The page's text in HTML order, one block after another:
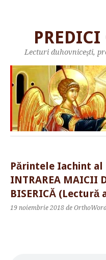
PREDICI
Lecturi duhovniceşti,
Părintele Iachint al
INTRAREA MAICII
BISERICĂ (Lectură
19 noiembrie 2018 de